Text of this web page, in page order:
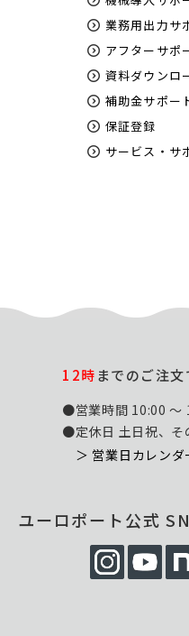
業務用出力サ
アフターサポ
資料ダウンロ
補助金サポー
保証登録
サービス・サ
12時までのご注
●営業時間 10:00 ～
●定休日 土日祝、そ
＞ 営業日カレンダ
ユーロポート公式